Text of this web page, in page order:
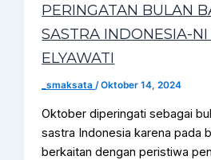
PERINGATAN BULAN
SASTRA INDONESIA-
ELYAWATI
_smaksata/Oktober 14, 2024
Oktober diperingati sebagai
sastra Indonesia karena pada
berkaitan dengan peristiwa